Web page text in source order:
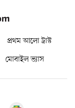
প্রথম আলো ট্রাস্ট
মোবাইল ভ্যাস